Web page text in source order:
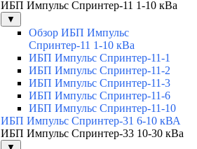
ИБП Импульс Спринтер-11 1-10 кВа
▼
Обзор ИБП Импульс
Спринтер-11 1-10 кВа
ИБП Импульс Спринтер-11-1
ИБП Импульс Спринтер-11-2
ИБП Импульс Спринтер-11-3
ИБП Импульс Спринтер-11-6
ИБП Импульс Спринтер-11-10
ИБП Импульс Спринтер-31 6-10 кВА
ИБП Импульс Спринтер-33 10-30 кВа